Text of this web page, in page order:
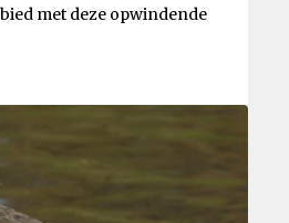
met deze opwindende